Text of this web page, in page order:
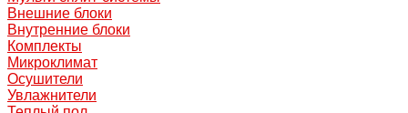
Внешние блоки
Внутренние блоки
Комплекты
Микроклимат
Осушители
Увлажнители